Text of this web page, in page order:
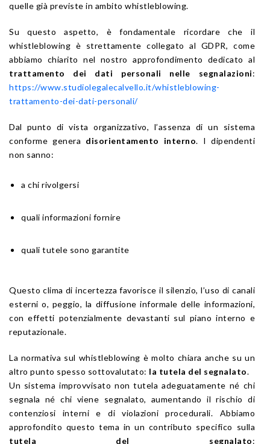
quelle già previste in ambito whistleblowing.
Su questo aspetto, è fondamentale ricordare che il
whistleblowing è strettamente collegato al GDPR, come
abbiamo chiarito nel nostro approfondimento dedicato al
trattamento dei dati personali nelle segnalazioni:
https://www.studiolegalecalvello.it/whistleblowing-
trattamento-dei-dati-personali/
Dal punto di vista organizzativo, l’assenza di un sistema
conforme genera disorientamento interno. I dipendenti
non sanno:
a chi rivolgersi
quali informazioni fornire
quali tutele sono garantite
Questo clima di incertezza favorisce il silenzio, l’uso di canali
esterni o, peggio, la diffusione informale delle informazioni,
con effetti potenzialmente devastanti sul piano interno e
reputazionale.
La normativa sul whistleblowing è molto chiara anche su un
altro punto spesso sottovalutato: la tutela del segnalato.
Un sistema improvvisato non tutela adeguatamente né chi
segnala né chi viene segnalato, aumentando il rischio di
contenziosi interni e di violazioni procedurali. Abbiamo
approfondito questo tema in un contributo specifico sulla
tutela del segnalato: